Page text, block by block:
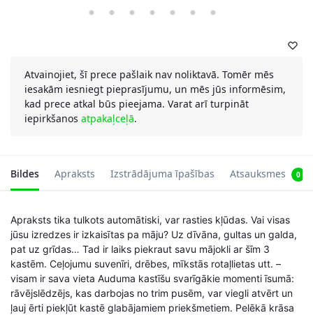
Atvainojiet, šī prece pašlaik nav noliktavā. Tomēr mēs
iesakām iesniegt pieprasījumu, un mēs jūs informēsim,
kad prece atkal būs pieejama. Varat arī turpināt
iepirkšanos atpakaļceļā.
Bildes Apraksts Izstrādājuma īpašības Atsauksmes 0
Apraksts tika tulkots automātiski, var rasties kļūdas. Vai visas
jūsu izredzes ir izkaisītas pa māju? Uz dīvāna, gultas un galda,
pat uz grīdas… Tad ir laiks piekraut savu mājokli ar šīm 3
kastēm. Ceļojumu suvenīri, drēbes, mīkstās rotaļlietas utt. –
visam ir sava vieta Auduma kastīšu svarīgākie momenti īsumā:
rāvējslēdzējs, kas darbojas no trim pusēm, var viegli atvērt un
ļauj ērti piekļūt kastē glabājamiem priekšmetiem. Pelēkā krāsa